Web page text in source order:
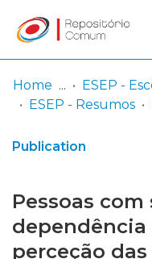
& Collections
Log
In
(current)
Home
ESEP - Resumos
Publication
Pessoas
dependência
perceção das